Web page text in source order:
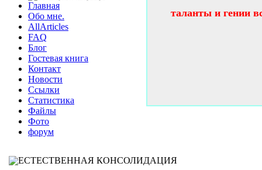
Главная
Обо мне.
AllArticles
FAQ
Блог
Гостевая книга
Контакт
Новости
Ссылки
Статистика
Файлы
Фото
форум
ЕСТЕСТВЕННАЯ КОНСОЛИДАЦИЯ
таланты и гении